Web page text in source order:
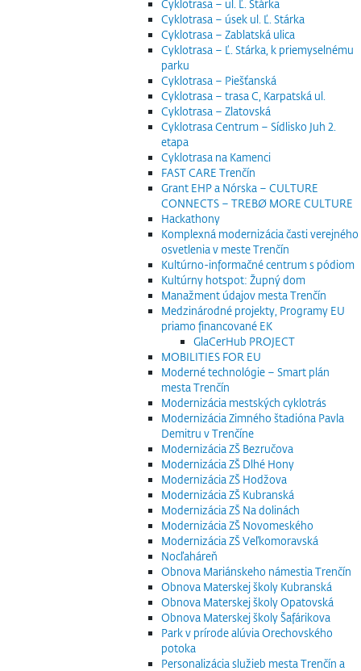
Cyklotrasa – ul. Ľ. Stárka
Cyklotrasa – úsek ul. Ľ. Stárka
Cyklotrasa – Zablatská ulica
Cyklotrasa – Ľ. Stárka, k priemyselnému
parku
Cyklotrasa – Piešťanská
Cyklotrasa – trasa C, Karpatská ul.
Cyklotrasa – Zlatovská
Cyklotrasa Centrum – Sídlisko Juh 2.
etapa
Cyklotrasa na Kamenci
FAST CARE Trenčín
Grant EHP a Nórska – CULTURE
CONNECTS – TREBØ MORE CULTURE
Hackathony
Komplexná modernizácia časti verejného
osvetlenia v meste Trenčín
Kultúrno-informačné centrum s pódiom
Kultúrny hotspot: Župný dom
Manažment údajov mesta Trenčín
Medzinárodné projekty, Programy EU
priamo financované EK
GlaCerHub PROJECT
MOBILITIES FOR EU
Moderné technológie – Smart plán
mesta Trenčín
Modernizácia mestských cyklotrás
Modernizácia Zimného štadióna Pavla
Demitru v Trenčíne
Modernizácia ZŠ Bezručova
Modernizácia ZŠ Dlhé Hony
Modernizácia ZŠ Hodžova
Modernizácia ZŠ Kubranská
Modernizácia ZŠ Na dolinách
Modernizácia ZŠ Novomeského
Modernizácia ZŠ Veľkomoravská
Nocľaháreň
Obnova Mariánskeho námestia Trenčín
Obnova Materskej školy Kubranská
Obnova Materskej školy Opatovská
Obnova Materskej školy Šafárikova
Park v prírode alúvia Orechovského
potoka
Personalizácia služieb mesta Trenčín a